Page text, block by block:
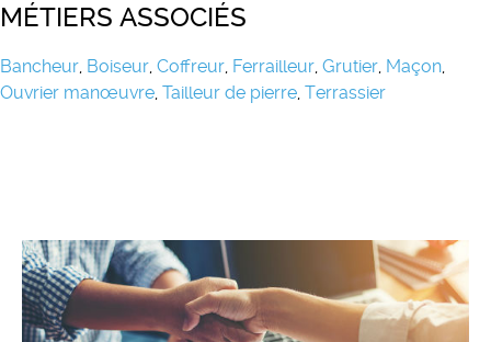
MÉTIERS ASSOCIÉS
Bancheur, Boiseur, Coffreur, Ferrailleur, Grutier, Maçon,
Ouvrier manœuvre, Tailleur de pierre, Terrassier